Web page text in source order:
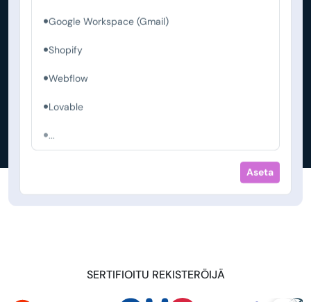
Google Workspace (Gmail)
Shopify
Webflow
Lovable
...
Aseta
SERTIFIOITU REKISTERÖIJÄ